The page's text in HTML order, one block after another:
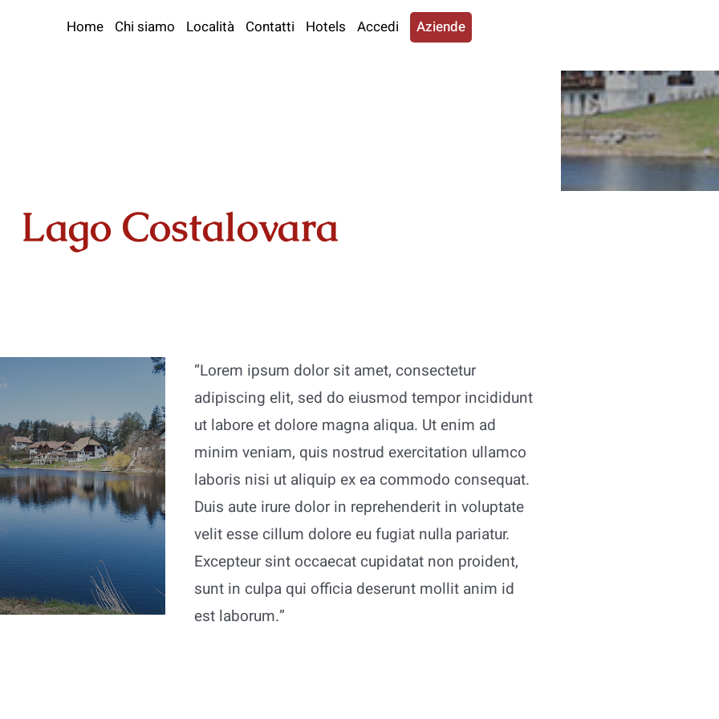
Home Chi siamo Località Contatti Hotels Accedi Aziende
Lago Costalovara
“Lorem ipsum dolor sit amet, consectetur
adipiscing elit, sed do eiusmod tempor incididunt
ut labore et dolore magna aliqua. Ut enim ad
minim veniam, quis nostrud exercitation ullamco
laboris nisi ut aliquip ex ea commodo consequat.
Duis aute irure dolor in reprehenderit in voluptate
velit esse cillum dolore eu fugiat nulla pariatur.
Excepteur sint occaecat cupidatat non proident,
sunt in culpa qui officia deserunt mollit anim id
est laborum.”